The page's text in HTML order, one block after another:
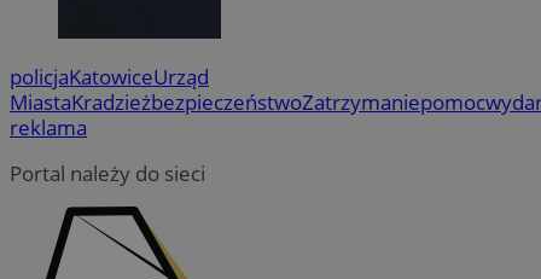
policjaKatowiceUrząd
MiastaKradzieżbezpieczeństwoZatrzymaniepomoc
reklama
Portal należy do sieci